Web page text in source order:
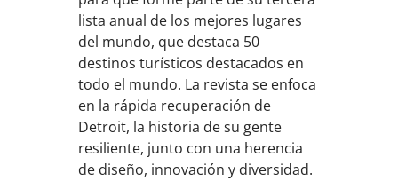
lista anual de los mejores lugares
del mundo, que destaca 50
destinos turísticos destacados en
todo el mundo. La revista se enfoca
en la rápida recuperación de
Detroit, la historia de su gente
resiliente, junto con una herencia
de diseño, innovación y diversidad.